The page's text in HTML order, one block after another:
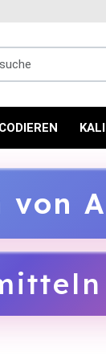
CODIEREN